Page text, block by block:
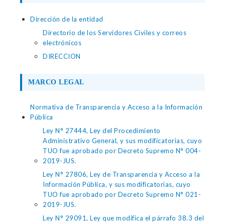
Dirección de la entidad
Directorio de los Servidores Civiles y correos
electrónicos
DIRECCION
MARCO LEGAL
Normativa de Transparencia y Acceso a la Información
Pública
Ley N° 27444, Ley del Procedimiento
Administrativo General, y sus modificatorias, cuyo
TUO fue aprobado por Decreto Supremo N° 004-
2019-JUS.
Ley N° 27806, Ley de Transparencia y Acceso a la
Información Pública, y sus modificatorias, cuyo
TUO fue aprobado por Decreto Supremo N° 021-
2019-JUS.
Ley N° 29091, Ley que modifica el párrafo 38.3 del